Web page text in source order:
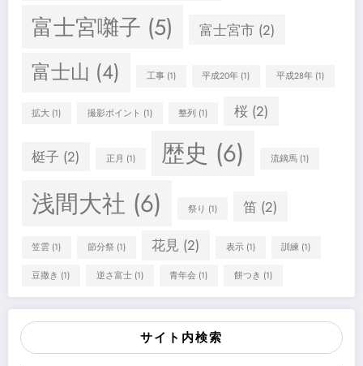
富士宮囃子 (5) 富士宮市(2)
富士山 (4) 工事(1) 平成20年 (1) 平成28年(1)
拡大 (1) 撮影ポイント (1) 整列 (1) 桜(2)
梃子 (2) 正月 (1) 歴史 (6) 流鏑馬(1)
浅間大社 (6) 祭り (1) 笛 (2)
笠雲 (1) 節分祭(1) 花見 (2) 表示(1) 訓練 (1)
豆撒き (1) 逆さ富士(1) 青年会 (1) 餅つき (1)
サイト内検索